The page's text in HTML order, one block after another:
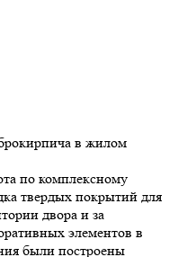
в жилом
по комплексному
твердых покрытий для
двора и за
элементов в
были построены